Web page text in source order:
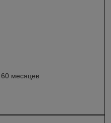
60 месяцев